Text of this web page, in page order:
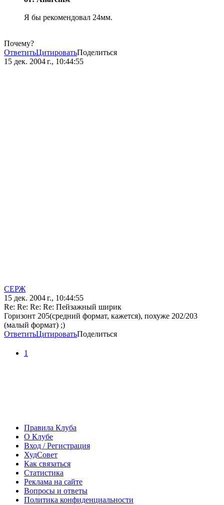
Я бы рекомендовал 24мм.
Почему?
ОтветитьЦитироватьПоделиться
15 дек. 2004 г., 10:44:55
СЕРЖ
15 дек. 2004 г., 10:44:55
Re: Re: Re: Re: Пейзажный ширик
Горизонт 205(средний формат, кажется), похуже 202/203
(малый формат) ;)
ОтветитьЦитироватьПоделиться
1
Правила Клуба
О Клубе
Вход / Регистрация
ХудСовет
Как связаться
Статистика
Реклама на сайте
Вопросы и ответы
Политика конфиденциальности